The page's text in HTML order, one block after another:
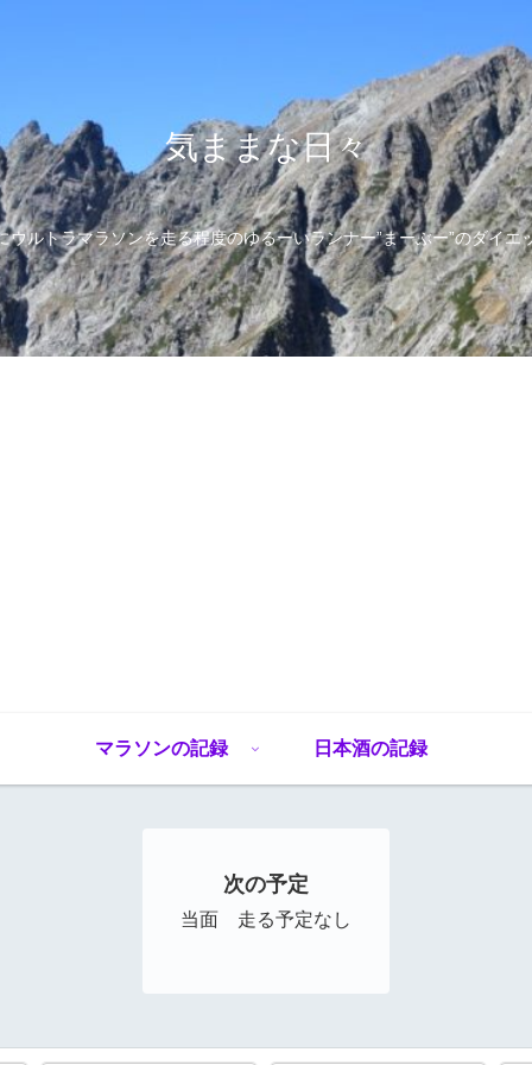
気ままな日々
ウルトラマラソンを走る程度のゆるーいランナー”まーぶー”のダイエ
マラソンの記録 日本酒の記録
次の予定
当面 走る予定なし